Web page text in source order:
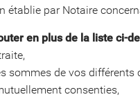
établie par Notaire
en plus de la liste ci-
sommes de vos
consenties,